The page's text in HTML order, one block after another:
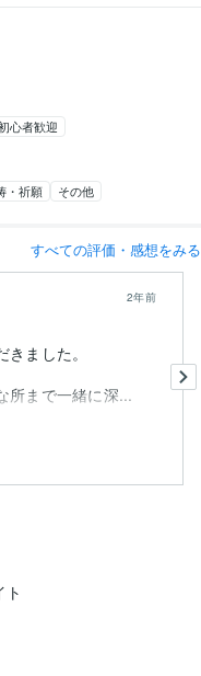
心者歓迎
・祈願 その他
すべての評価・感想をみる
2年前
ました。
所まで一緒に深...